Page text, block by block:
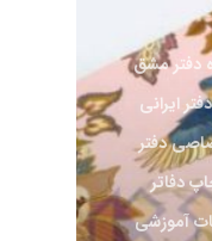
دفتر مشق
ایرانی
دفتر
دفاتر
آموزشی